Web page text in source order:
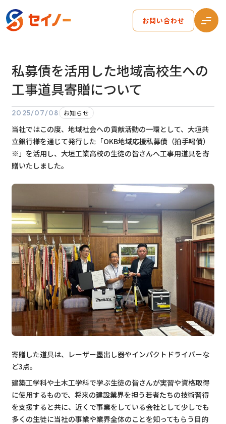
お問い合わせ
私募債を活用した地域高校生への
工事道具寄贈について
2025/07/08 お知らせ
当社ではこの度、地域社会への貢献活動の一環として、大垣共
立銀行様を通じて発行した「OKB地域応援私募債（拍手喝債）
※」を活用し、大垣工業高校の生徒の皆さんへ工事用道具を寄
贈いたしました。
寄贈した道具は、レーザー墨出し器やインパクトドライバーな
ど3点。
建築工学科や土木工学科で学ぶ生徒の皆さんが実習や資格取得
に使用するもので、将来の建設業界を担う若者たちの技術習得
を支援すると共に、近くで事業をしている会社として少しでも
多くの生徒に当社の事業や業界全体のことを知ってもらう目的